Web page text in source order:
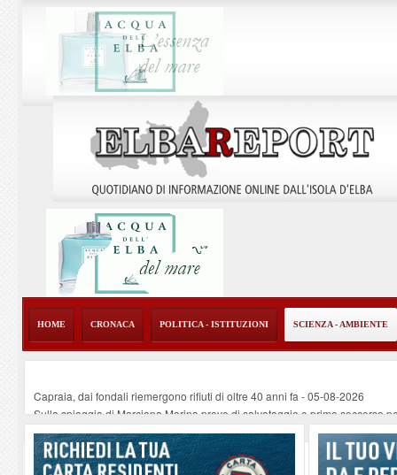
HOME CRONACA POLITICA - ISTITUZIONI SCIENZA - AMBIENTE
Capraia, dai fondali riemergono rifiuti di oltre 40 anni fa -05-08-2026
Sulla spiaggia di Marciana Marina prove di salvataggio e primo soccorso
Rotta Elba–Bali: il viaggio impossibile di Moira Lena Tassi approda al
Il 9 e 11 agosto, due passeggiate alla scoperta di chiese, santi, antichi
Danilo Casali, marinaio decorato dell’Elba e la straordinaria traversata con